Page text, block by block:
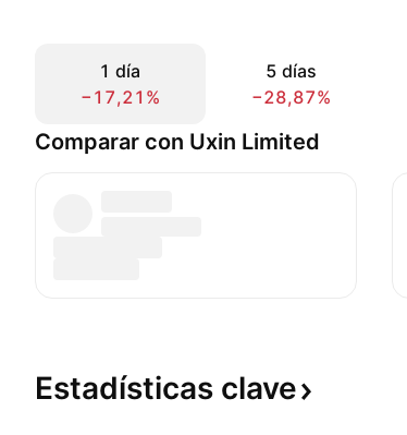
1 día
−17,21%
5 días
−28,87%
Comparar con Uxin Limited
Estadísticas clave